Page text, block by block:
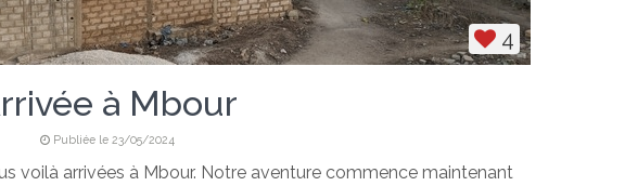
4
à Mbour
Publiée le 23/05/2024
voilà arrivées à Mbour. Notre aventure commence maintenant